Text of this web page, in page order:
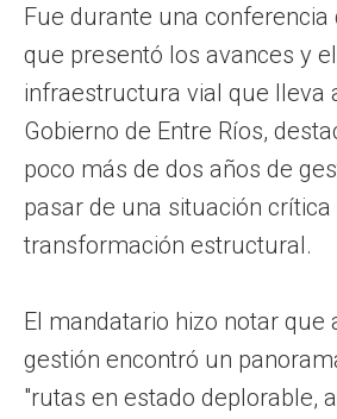
Fue durante una conferencia
que presentó los avances y
infraestructura vial que lleva
Gobierno de Entre Ríos,
poco más de dos años de
pasar de una situación
transformación estructural.
El mandatario hizo notar que
gestión encontró un
"rutas en estado deplorable,